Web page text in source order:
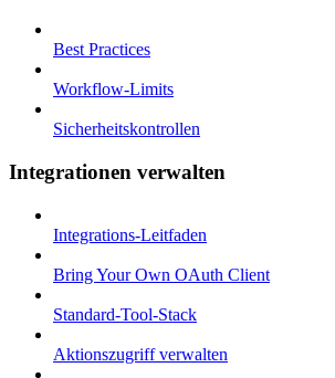
Best Practices
Workflow-Limits
Sicherheitskontrollen
Integrationen verwalten
Integrations-Leitfaden
Bring Your Own OAuth Client
Standard-Tool-Stack
Aktionszugriff verwalten